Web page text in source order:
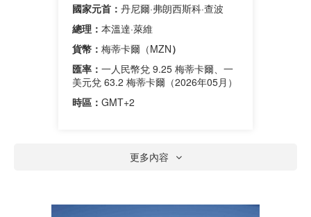
國家元首： 丹尼爾·弗朗西斯科·查波
總理： 本溫達·萊維
貨幣： 梅蒂卡爾（MZN）
匯率： 一人民幣兌 9.25 梅蒂卡爾、一
美元兌 63.2 梅蒂卡爾（2026年05月）
時區： GMT+2
更多內容